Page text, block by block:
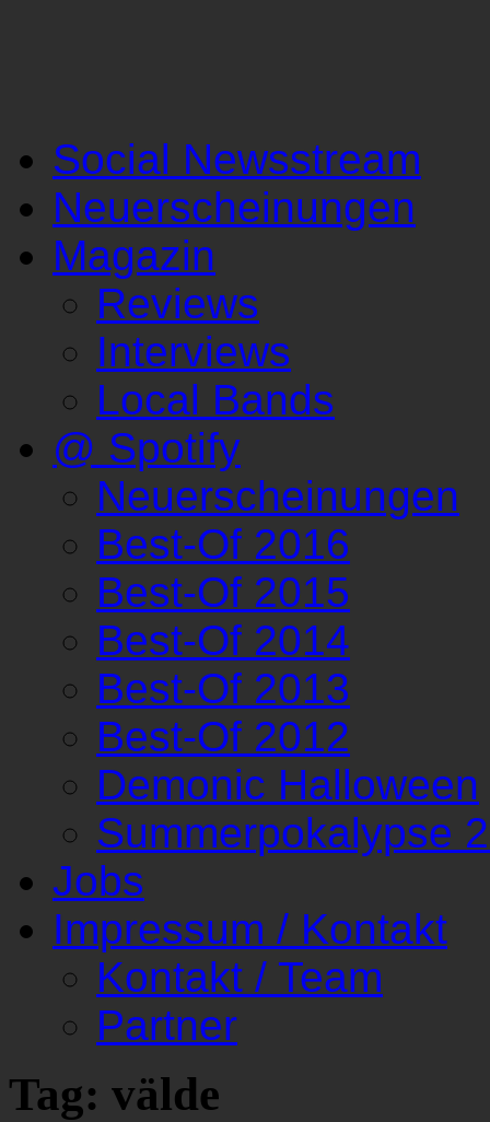
Social Newsstream
Neuerscheinungen
Magazin
Reviews
Interviews
Local Bands
@ Spotify
Neuerscheinungen
Best-Of 2016
Best-Of 2015
Best-Of 2014
Best-Of 2013
Best-Of 2012
Demonic Halloween
Summerpokalypse
Jobs
Impressum / Kontakt
Kontakt / Team
Partner
Tag: välde